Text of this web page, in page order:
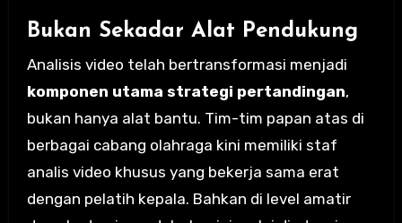
Bukan Sekadar Alat Pendukung
Analisis video telah bertransformasi menjadi
komponen utama strategi pertandingan,
bukan hanya alat bantu. Tim-tim papan atas di
berbagai cabang olahraga kini memiliki staf
analis video khusus yang bekerja sama erat
dengan pelatih kepala. Bahkan di level amatir